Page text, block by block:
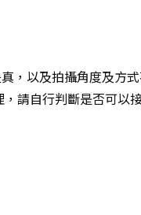
，以及拍攝角度及方
請自行判斷是否可以